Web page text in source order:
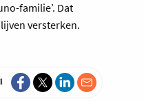
familie’. Dat
versterken.